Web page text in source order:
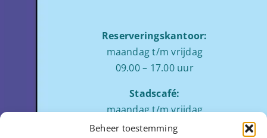
Beheer toestemming
Reserveringskantoor:
maandag t/m vrijdag
09.00 – 17.00 uur
Stadscafé:
maandag t/m vrijdag
tussen 09:00 – 17:00 uur